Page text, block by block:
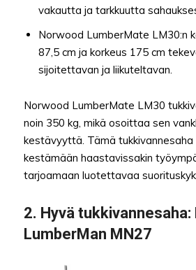
vakautta ja tarkkuutta
Norwood LumberMate LM30:n
87,5 cm ja korkeus 175 cm
sijoitettavan ja liikuteltavan.
Norwood LumberMate LM30
noin 350 kg, mikä osoittaa sen
kestävyyttä. Tämä tukkivannesaha
kestämään haastavissakin
tarjoamaan luotettavaa
2. Hyvä tukkivannesaha:
LumberMan MN27